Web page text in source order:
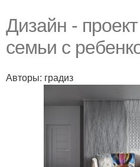
Дизайн -
семьи с
Авторы: градиз